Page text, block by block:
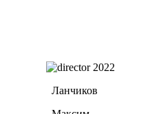
Ланчиков